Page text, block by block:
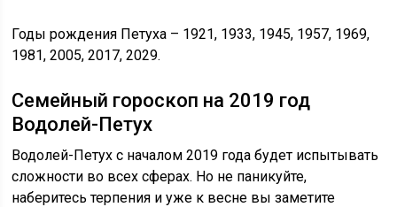
Годы рождения Петуха – 1921, 1933, 1945, 1957, 1969,
1981, 2005, 2017, 2029.
Семейный гороскоп на 2019 год
Водолей-Петух
Водолей-Петух с началом 2019 года будет испытывать
сложности во всех сферах. Но не паникуйте,
наберитесь терпения и уже к весне вы заметите